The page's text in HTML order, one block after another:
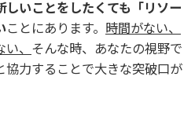
しいことをしたくても「リソー
ことにあります。 時間がない、
、 そんな時、あなたの視野で
力することで大きな突破口が